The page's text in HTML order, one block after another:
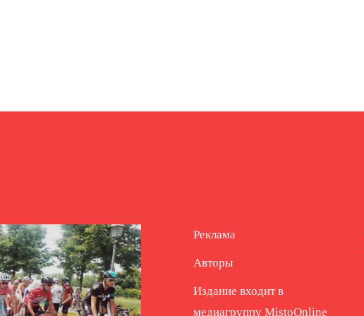
Реклама
Авторы
Издание входит в
медиагруппу MistoOnline